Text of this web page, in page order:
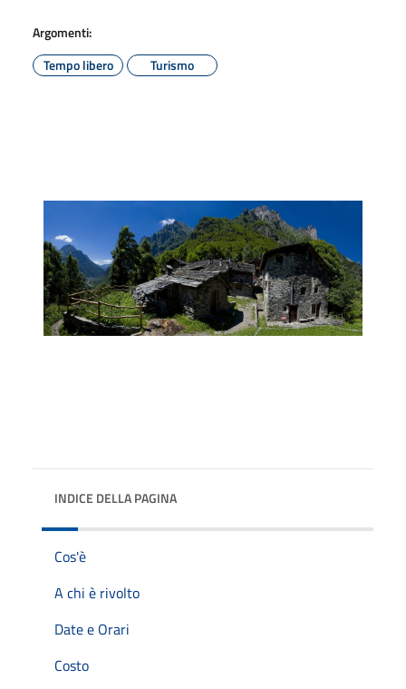
Argomenti:
Tempo libero
Turismo
INDICE DELLA PAGINA
Cos'è
A chi è rivolto
Date e Orari
Costo